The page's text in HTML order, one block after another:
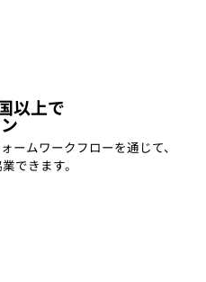
以上で
ームワークフローを通じて、
できます。